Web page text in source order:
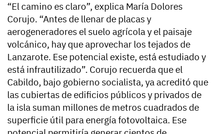
“El camino es claro”, explica María Dolores
Corujo. “Antes de llenar de placas y
aerogeneradores el suelo agrícola y el paisaje
volcánico, hay que aprovechar los tejados de
Lanzarote. Ese potencial existe, está estudiado y
está infrautilizado”. Corujo recuerda que el
Cabildo, bajo gobierno socialista, ya acreditó que
las cubiertas de edificios públicos y privados de
la isla suman millones de metros cuadrados de
superficie útil para energía fotovoltaica. Ese